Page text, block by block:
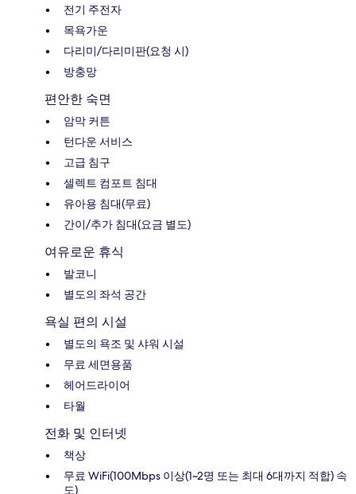
전기 주전자
목욕가운
다리미/다리미판(요청 시)
방충망
편안한 숙면
암막 커튼
턴다운 서비스
고급 침구
셀렉트 컴포트 침대
유아용 침대(무료)
간이/추가 침대(요금 별도)
여유로운 휴식
발코니
별도의 좌석 공간
욕실 편의 시설
별도의 욕조 및 샤워 시설
무료 세면용품
헤어드라이어
타월
전화 및 인터넷
책상
무료 WiFi(100Mbps 이상(1~2명 또는 최대 6대까지 적합) 속
도)